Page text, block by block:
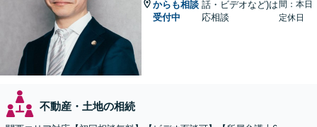
からも相談
受付中
話・ビデオなど)は
応相談
間：本日
定休日
不動産・土地の相続